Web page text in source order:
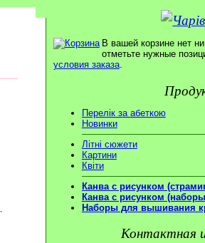
В вашей корзине нет
отметьте нужные
условия заказа.
Перелік за абеткою
Новинки
Літні сюжети
Картини
Квіти
Канва с рисунком
Канва с рисунком
Наборы для вышивания
Контактная